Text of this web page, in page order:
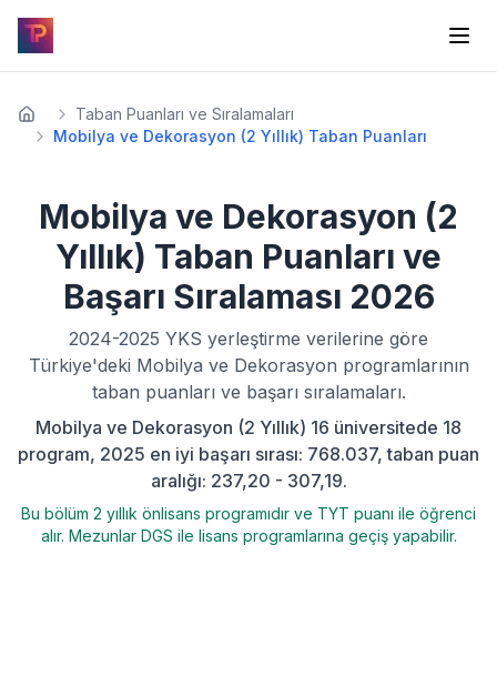
Taban Puanları ve Sıralamaları
Mobilya ve Dekorasyon (2 Yıllık) Taban Puanları
Mobilya ve Dekorasyon (2
Yıllık) Taban Puanları ve
Başarı Sıralaması 2026
2024-2025 YKS yerleştirme verilerine göre
Türkiye'deki Mobilya ve Dekorasyon programlarının
taban puanları ve başarı sıralamaları.
Mobilya ve Dekorasyon (2 Yıllık) 16 üniversitede 18
program, 2025 en iyi başarı sırası: 768.037, taban puan
aralığı: 237,20 - 307,19.
Bu bölüm 2 yıllık önlisans programıdır ve TYT puanı ile öğrenci
alır. Mezunlar DGS ile lisans programlarına geçiş yapabilir.